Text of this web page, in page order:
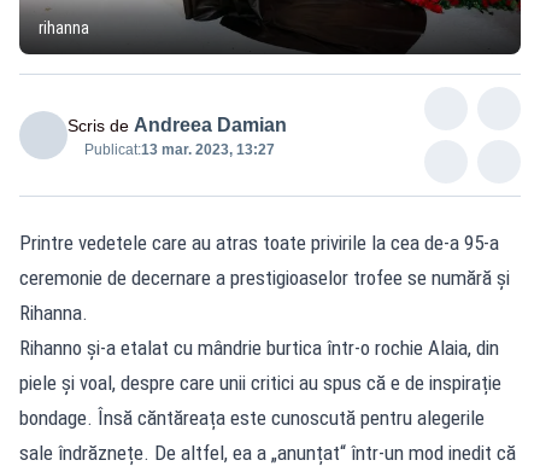
rihanna
Scris de Andreea Damian
Publicat:13 mar. 2023, 13:27
Printre vedetele care au atras toate privirile la cea de-a 95-a
ceremonie de decernare a prestigioaselor trofee se numără și
Rihanna.
Rihanno și-a etalat cu mândrie burtica într-o rochie Alaia, din
piele și voal, despre care unii critici au spus că e de inspirație
bondage. Însă căntăreața este cunoscută pentru alegerile
sale îndrăznețe. De altfel, ea a „anunțat“ într-un mod inedit că